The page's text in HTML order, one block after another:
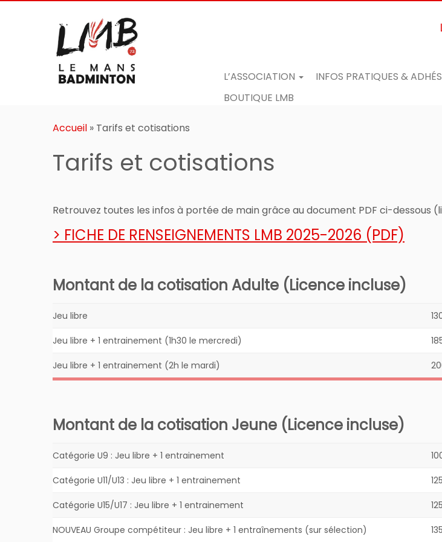
L’ASSOCIATION INFOS PRATIQUES &
BOUTIQUE LMB
Accueil » Tarifs et cotisations
Tarifs et cotisations
Retrouvez toutes les infos à portée de main grâce au document PDF ci-dessous
> FICHE DE RENSEIGNEMENTS LMB 2025-2026 (PDF)
Montant de la cotisation Adulte (Licence incluse)
Jeu libre
Jeu libre + 1 entrainement (1h30 le mercredi)
Jeu libre + 1 entrainement (2h le mardi)
Montant de la cotisation Jeune (Licence incluse)
Catégorie U9 : Jeu libre + 1 entrainement
Catégorie U11/U13 : Jeu libre + 1 entrainement
Catégorie U15/U17 : Jeu libre + 1 entrainement
NOUVEAU Groupe compétiteur : Jeu libre + 1 entraînements (sur sélection)